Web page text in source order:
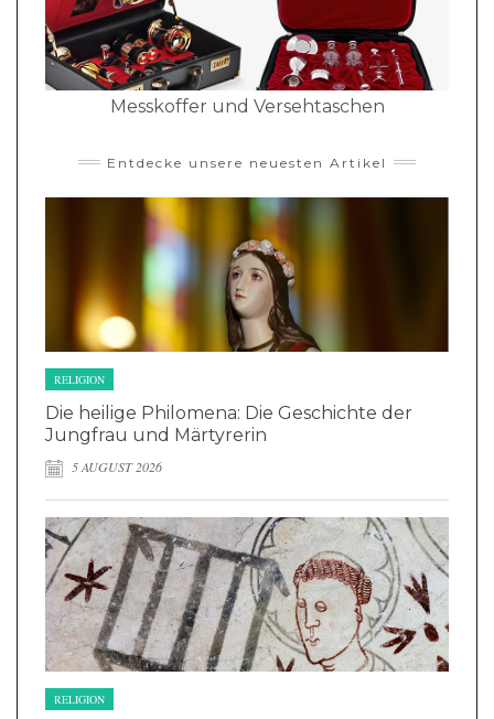
Messkoffer und Versehtaschen
Entdecke unsere neuesten Artikel
RELIGION
Die heilige Philomena: Die Geschichte der
Jungfrau und Märtyrerin
5 AUGUST 2026
RELIGION